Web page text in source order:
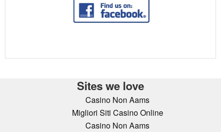
Sites we love
Casino Non Aams
Migliori Siti Casino Online
Casino Non Aams